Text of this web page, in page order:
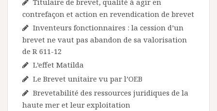
Titulaire de brevet, qualité à agir en
contrefaçon et action en revendication de brevet
Inventeurs fonctionnaires : la cession d’un
brevet ne vaut pas abandon de sa valorisation
de R 611-12
L’effet Matilda
Le Brevet unitaire vu par l’OEB
Brevetabilité des ressources juridiques de la
haute mer et leur exploitation